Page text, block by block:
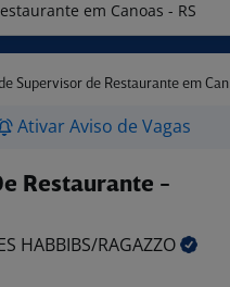
de Restaurante em Canoas - RS
Ativar Aviso de Vagas
Restaurante -
HABBIBS/RAGAZZO